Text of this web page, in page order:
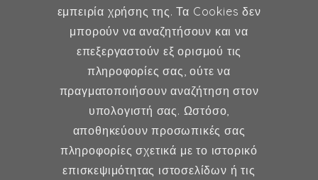
Γυναικολογία
Υποβοηθούμενη Αναπαραγωγή
Μαιευτική
εμπειρία χρήσης της. Τα Cookies δεν
μπορούν να αναζητήσουν και να
επεξεργαστούν εξ ορισμού τις
πληροφορίες σας, ούτε να
πραγματοποιήσουν αναζήτηση στον
υπολογιστή σας. Ωστόσο,
αποθηκεύουν προσωπικές σας
πληροφορίες σχετικά με το ιστορικό
επισκεψιμότητας ιστοσελίδων ή τις